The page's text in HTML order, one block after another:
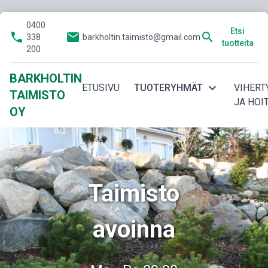
phone
0400
338
200
email barkholtin.taimisto@gmail.com search
Etsi
tuotteita
BARKHOLTIN
TAIMISTO
OY
ETUSIVU TUOTERYHMÄT expand_more
JA
Taimisto
avoinna